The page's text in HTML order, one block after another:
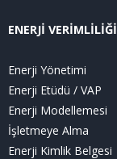
ENERJİ VERİMLİLİĞİ
Enerji Yönetimi
Enerji Etüdü / VAP
Enerji Modellemesi
İşletmeye Alma
Enerji Kimlik Belgesi